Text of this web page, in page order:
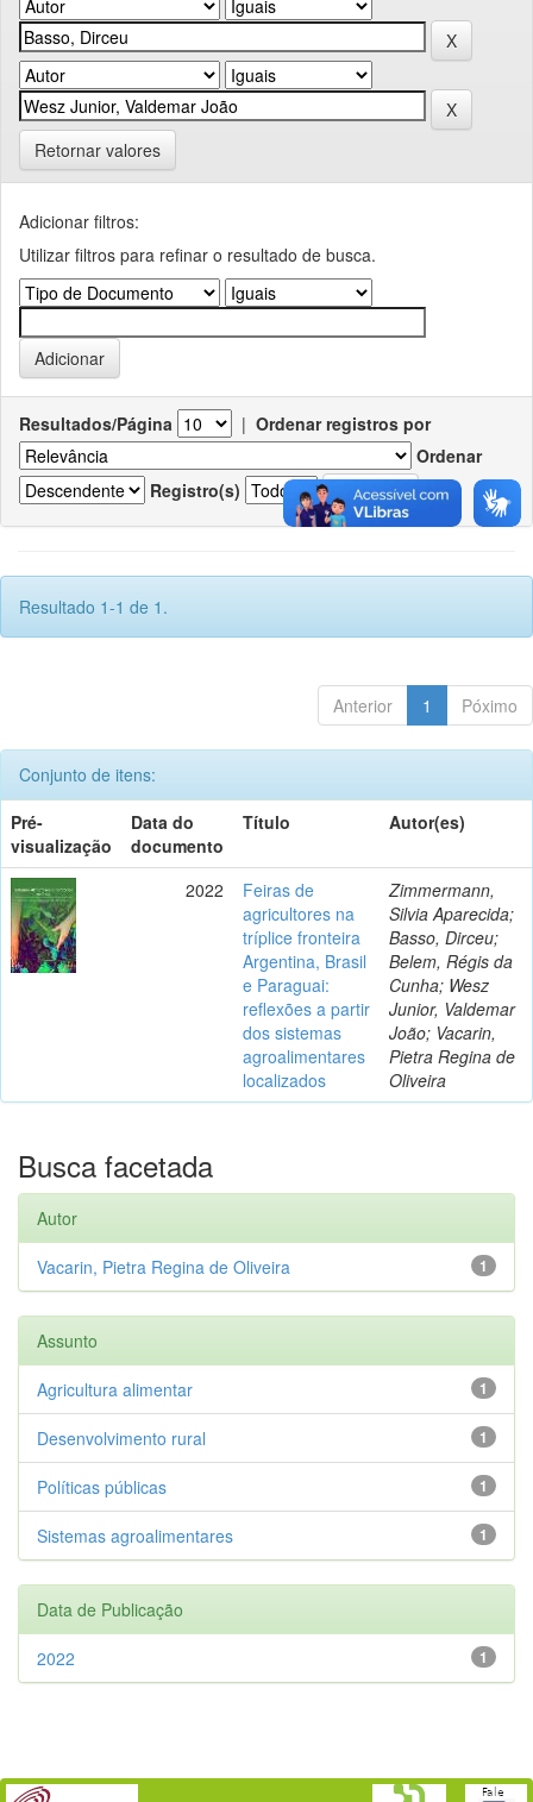
Retornar valores
Adicionar filtros:
Utilizar filtros para refinar o resultado de busca.
Resultados/Página | Ordenar registros por
Ordenar
Registro(s)
Resultado 1-1 de 1.
Anterior 1 Póximo
Conjunto de itens:
Pré-
visualização
Data do
documento
Título Autor(es)
2022
Feiras de
agricultores na
tríplice fronteira
Argentina, Brasil
e Paraguai:
reflexões a partir
dos sistemas
agroalimentares
localizados
Zimmermann,
Silvia Aparecida;
Basso, Dirceu;
Belem, Régis da
Cunha; Wesz
Junior, Valdemar
João; Vacarin,
Pietra Regina de
Oliveira
Busca facetada
Autor
1
Vacarin, Pietra Regina de Oliveira
Assunto
1
Agricultura alimentar
1
Desenvolvimento rural
1
Políticas públicas
1
Sistemas agroalimentares
Data de Publicação
1
2022